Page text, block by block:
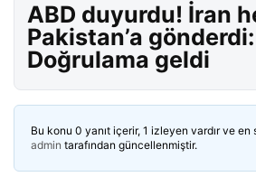
ABD duyurdu! İran
Pakistan’a gönderdi:
Doğrulama geldi
Bu konu 0 yanıt içerir, 1 izleyen vardır ve en
admin tarafından güncellenmiştir.